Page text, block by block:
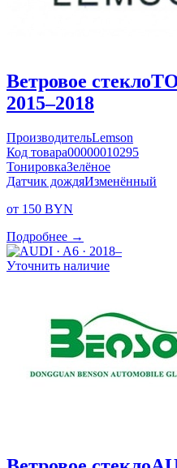
Ветровое стекло
2015–2018
ПроизводительLemson
Код товара00000010295
ТонировкаЗелёное
Датчик дождяИзменённый
от 150 BYN
Подробнее →
Уточнить наличие